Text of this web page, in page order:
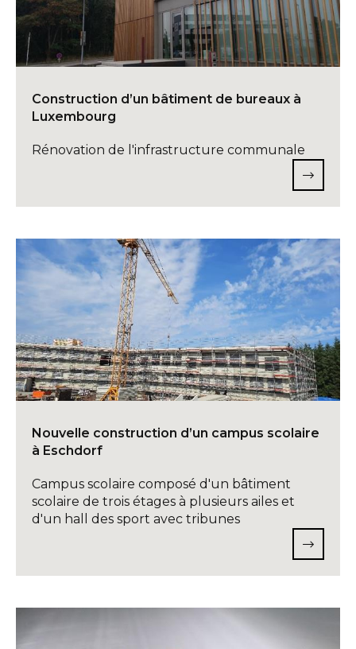
Construction d’un bâtiment de bureaux à
Luxembourg
Rénovation de l'infrastructure communale
Nouvelle construction d’un campus scolaire
à Eschdorf
Campus scolaire composé d'un bâtiment
scolaire de trois étages à plusieurs ailes et
d'un hall des sport avec tribunes